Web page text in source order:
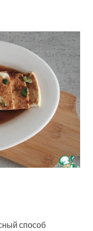
способ